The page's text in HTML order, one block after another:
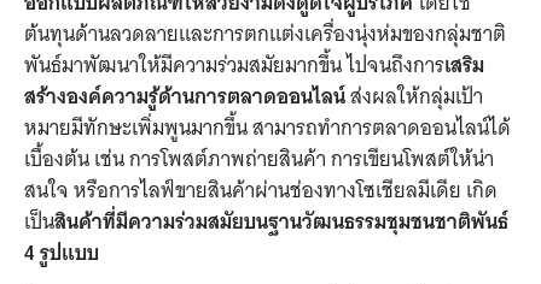
ต้นทุนด้านลวดลายและการตกแต่งเครื่องนุ่งห่มของกลุ่มชาติ
พันธ์มาพัฒนาให้มีความร่วมสมัยมากขึ้น ไปจนถึงการเสริม
สร้างองค์ความรู้ด้านการตลาดออนไลน์ส่งผลให้กลุ่มเป้า
หมายมีทักษะเพิ่มพูนมากขึ้น สามารถทำการตลาดออนไลน์ได้
เบื้องต้น เช่น การโพสต์ภาพถ่ายสินค้า การเขียนโพสต์ให้น่า
สนใจ หรือการไลฟ์ขายสินค้าผ่านช่องทางโซเชียลมีเดีย เกิด
เป็นสินค้าที่มีความร่วมสมัยบนฐานวัฒนธรรมชุมชนชาติพันธ์
4 รูปแบบ